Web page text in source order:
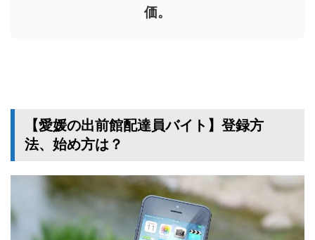
価。
【愛媛の出前館配達員バイト】登録方
法、始め方は？